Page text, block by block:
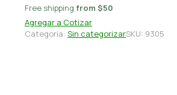
Free shipping from $50
Agregar a Cotizar
Categoría: Sin categorizarSKU: 9305